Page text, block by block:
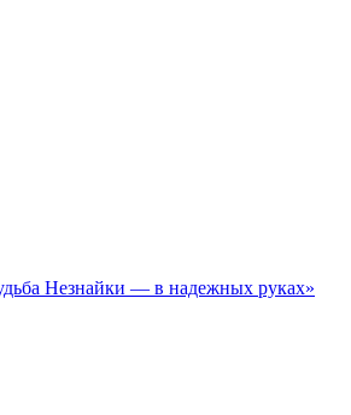
Незнайки — в надежных руках»